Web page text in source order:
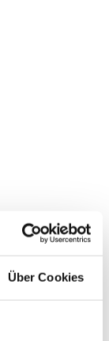
Über Cookies